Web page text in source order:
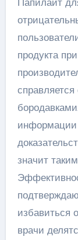
продукта
информации
значит
избавиться
врачи